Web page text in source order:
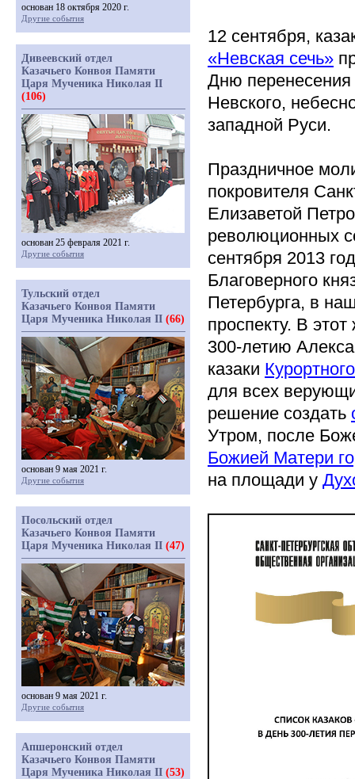
12 сентября,
«Невская сечь»
Дню перенесения
Невского,
западной Руси.
Праздничное
покровителя
Елизаветой
революционных
сентября 2013
Благоверного
Петербурга, в
проспекту. В
300-летию
казаки
для всех
решение создать
Утром, после
Божией Матери
на площади у
основан 18 октября 2020 г.
Другие события
Дивеевский отдел
Казачьего Конвоя Памяти
Царя Мученика Николая II
(106)
основан 25 февраля 2021 г.
Другие события
Тульский отдел
Казачьего Конвоя Памяти
Царя Мученика Николая II (66)
основан 9 мая 2021 г.
Другие события
Посольский отдел
Казачьего Конвоя Памяти
Царя Мученика Николая II (47)
основан 9 мая 2021 г.
Другие события
Апшеронский отдел
Казачьего Конвоя Памяти
Царя Мученика Николая II (53)